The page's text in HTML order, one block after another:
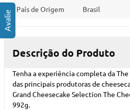
País de Origem Brasil
Descrição do Produto
Tenha a experiência completa da
das principais produtoras de
Grand Cheesecake Selection The
992g.